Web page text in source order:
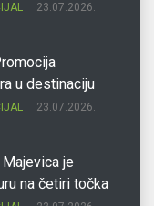
23.07.2026.
u destinaciju
23.07.2026.
Majevica je
na četiri točka